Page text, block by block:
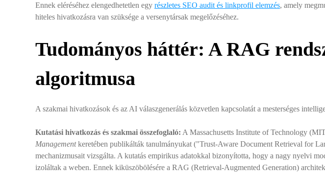
Ennek eléréséhez elengedhetetlen egy részletes SEO audit és linkprofil elemzés, amely
hiteles hivatkozásra van szüksége a versenytársak megelőzéséhez.
Tudományos háttér: A RAG
algoritmusa
A szakmai hivatkozások és az AI válaszgenerálás közvetlen kapcsolatát a mesterséges
Kutatási hivatkozás és szakmai összefoglaló: A Massachusetts Institute of Technology
Managementkeretében publikálták tanulmányukat ("Trust-Aware Document Retrieval for
mechanizmusait vizsgálta. A kutatás empirikus adatokkal bizonyította, hogy a nagy nyelvi
izoláltak a weben. Ennek kiküszöbölésére a RAG (Retrieval-Augmented Generation)